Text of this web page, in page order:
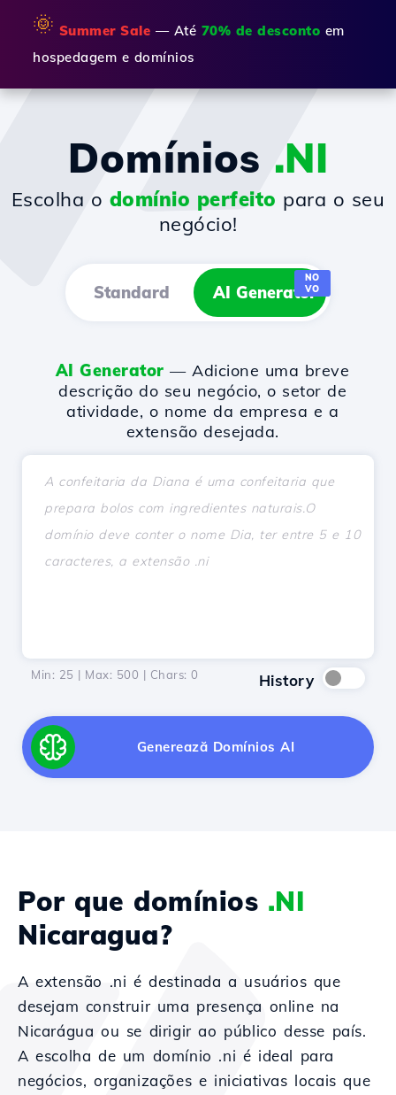
🌞 Summer Sale — Até 70% de desconto em
hospedagem e domínios
Domínios .NI
Escolha o domínio perfeito para o seu
negócio!
Standard AI Generator
NO
VO
AI Generator — Adicione uma breve
descrição do seu negócio, o setor de
atividade, o nome da empresa e a
extensão desejada.
Min: 25 | Max: 500 | Chars: 0 History
Generează Domínios AI
Por que domínios .NI
Nicaragua?
A extensão .ni é destinada a usuários que
desejam construir uma presença online na
Nicarágua ou se dirigir ao público desse país.
A escolha de um domínio .ni é ideal para
negócios, organizações e iniciativas locais que